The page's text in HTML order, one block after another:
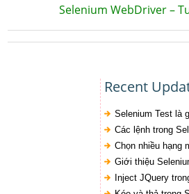
Selenium WebDriver –
Recent
Selenium Test là
Các lệnh trong
Chọn nhiều hạng
Giới thiệu
Inject JQuery